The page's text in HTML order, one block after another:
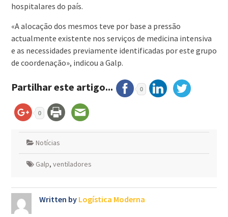
hospitalares do país.
«A alocação dos mesmos teve por base a pressão
actualmente existente nos serviços de medicina intensiva
e as necessidades previamente identificadas por este grupo
de coordenação», indicou a Galp.
Partilhar este artigo... 0
0
Notícias
Galp, ventiladores
Written by Logística Moderna